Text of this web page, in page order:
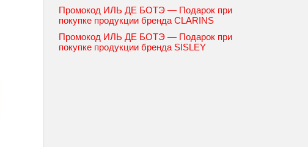
Промокод ИЛЬ ДЕ БОТЭ — Подарок при
покупке продукции бренда CLARINS
Промокод ИЛЬ ДЕ БОТЭ — Подарок при
покупке продукции бренда SISLEY